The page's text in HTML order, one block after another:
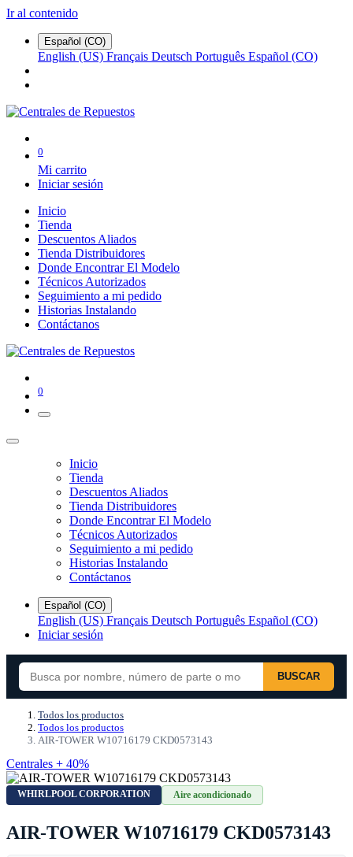
Ir al contenido
Español (CO)
English (US) Français Deutsch Português Español (CO)
0
Mi carrito
Iniciar sesión
Inicio
Tienda
Descuentos Aliados
Tienda Distribuidores
Donde Encontrar El Modelo
Técnicos Autorizados
Seguimiento a mi pedido
Historias Instalando
Contáctanos
0
Inicio
Tienda
Descuentos Aliados
Tienda Distribuidores
Donde Encontrar El Modelo
Técnicos Autorizados
Seguimiento a mi pedido
Historias Instalando
Contáctanos
Español (CO)
English (US) Français Deutsch Português Español (CO)
Iniciar sesión
BUSCAR
Todos los productos
Todos los productos
AIR-TOWER W10716179 CKD0573143
Centrales + 40%
WHIRLPOOL CORPORATION Aire acondicionado
AIR-TOWER W10716179 CKD0573143